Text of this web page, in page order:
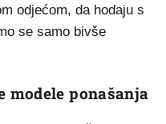
odjećom, da hodaju s
se samo bivše
modele ponašanja